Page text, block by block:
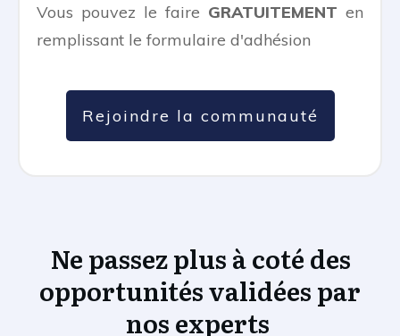
Vous pouvez le faire GRATUITEMENT en
remplissant le formulaire d'adhésion
Rejoindre la communauté
Ne passez plus à coté des
opportunités validées par
nos experts